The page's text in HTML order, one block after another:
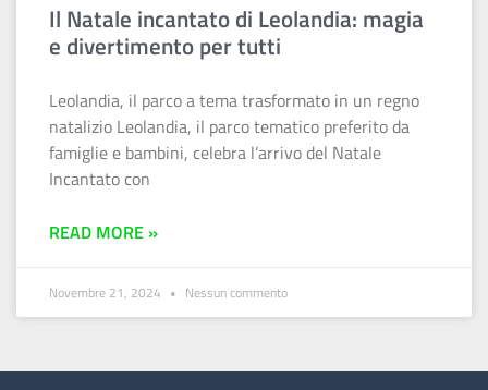
Il Natale incantato di Leolandia: magia
e divertimento per tutti
Leolandia, il parco a tema trasformato in un regno
natalizio Leolandia, il parco tematico preferito da
famiglie e bambini, celebra l’arrivo del Natale
Incantato con
READ MORE »
Novembre 21, 2024 Nessun commento